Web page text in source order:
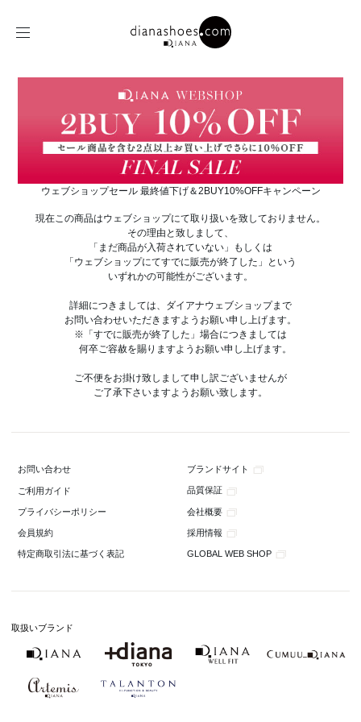
ウェブショップセール 最終値下げ＆2BUY10%OFFキャンペーン
現在この商品はウェブショップにて取り扱いを致しておりません。
その理由と致しまして、
「まだ商品が入荷されていない」もしくは
「ウェブショップにてすでに販売が終了した」という
いずれかの可能性がございます。
詳細につきましては、ダイアナウェブショップまで
お問い合わせいただきますようお願い申し上げます。
※「すでに販売が終了した」場合につきましては
何卒ご容赦を賜りますようお願い申し上げます。
ご不便をお掛け致しまして申し訳ございませんが
ご了承下さいますようお願い致します。
お問い合わせ ブランドサイト
ご利用ガイド 品質保証
プライバシーポリシー 会社概要
会員規約 採用情報
特定商取引法に基づく表記 GLOBAL WEB SHOP
取扱いブランド